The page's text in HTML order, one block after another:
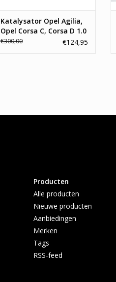
TOEVOEGEN AAN WINKELWAGEN
Katalysator Opel Agilia,
Opel Corsa C, Corsa D 1.0
€300,00 €124,95
Producten
Alle producten
Nieuwe producten
Aanbiedingen
Merken
Tags
RSS-feed